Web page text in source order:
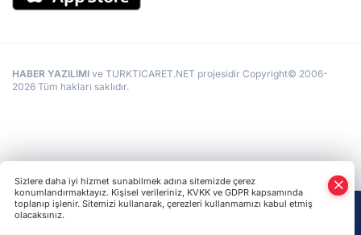
HABER YAZILIMI ve TURKTICARET.NET projesidir Copyright© 2006-
2026 Tüm hakları saklıdır.
Sizlere daha iyi hizmet sunabilmek adına sitemizde çerez
konumlandırmaktayız. Kişisel verileriniz, KVKK ve GDPR kapsamında
toplanıp işlenir. Sitemizi kullanarak, çerezleri kullanmamızı kabul etmiş
olacaksınız.